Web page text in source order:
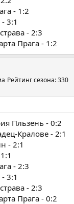
- 1:2
3:1
- 2:3
Прага - 1:2
Рейтинг сезона: 330
Пльзень - 0:2
Кралове - 2:1
- 2:1
- 2:3
3:1
- 2:3
Прага - 0:2